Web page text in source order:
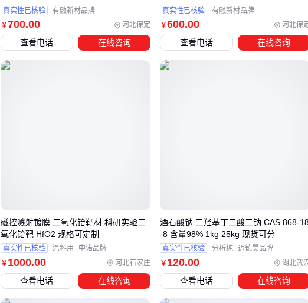
这些无法通过简单参数表体现的特性，需要通过供应商提供详
细的谱图数据或小试验证来确认，为后续反应体系适配性分析
反应类型：氧化反应侧重钼的高价态形式，氟化反应则需控
制氟释放速率
对于需要强氟化能力的场景，六价态的氟化钼（如六氟化钼）
虽活性更高，但存在设备腐蚀风险；而四价态的二氟二氧化钼
￥700.00 河北保定
真实性已核验 有融新材品牌
查看电话 在线咨询
￥600.00 河北保
真实性已核验 有融新材品牌
查看电话 在线咨询
￥ 1000.00 河北石家庄
磁控溅射镀膜 二氧化铪靶材 科研实验二
氧化铪靶 HfO2 规格可定制
真实性已核验 涂料用 中诺品牌
查看电话 在线咨询
￥ 120.00 湖北武
酒石酸钠 二羟基丁二酸二钠 CAS 868-
-8 含量98% 1kg 25kg 现货可分
真实性已核验 分析纯 迈徳昊品牌
查看电话 在线咨询